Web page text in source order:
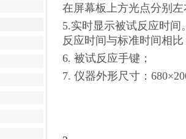
在屏幕板上方光点分别
5.实时显示被试反应时
反应时间与标准时间相
6. 被试反应手键；
7. 仪器外形尺寸：